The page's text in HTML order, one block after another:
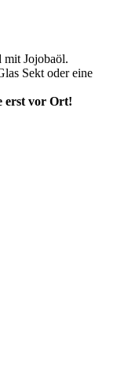
mit Jojobaöl.
Sekt oder eine
erst vor Ort!